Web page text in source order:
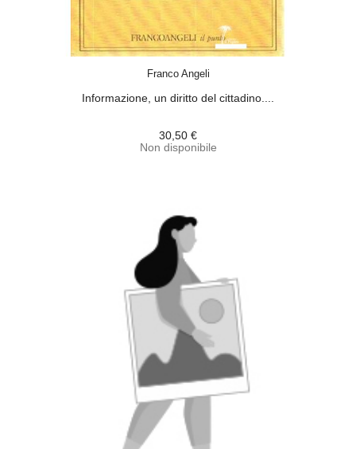
Franco Angeli
Informazione, un diritto del cittadino....
30,50 €
Non disponibile